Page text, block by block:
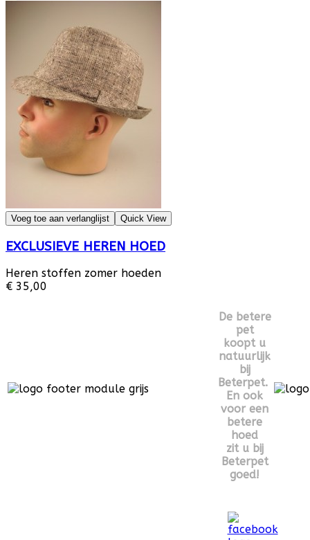
Voeg toe aan verlanglijst Quick View
EXCLUSIEVE HEREN HOED
Heren stoffen zomer hoeden
€ 35,00
De betere
pet
koopt u
natuurlijk
bij
Beterpet.
En ook
voor een
betere
hoed
zit u bij
Beterpet
goed!